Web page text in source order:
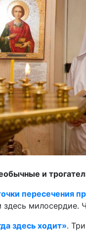
и
пересечения
милосердие.
здесь ходит».